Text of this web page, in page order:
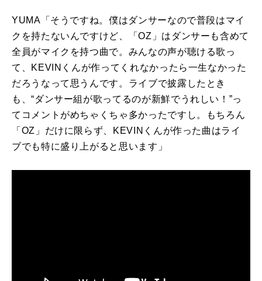
YUMA「そうですね。僕はダンサーなので普段はマイ
クを持たないんですけど、「OZ 」はダンサーも含めて
全員がマイクを持つ曲で。みんなの声が聴ける歌っ
て、
KEVIN くんが作ってくれなかったら一生なかった
だろうなって思うんです。ライブで披露したとき
も、“ダンサー組が歌ってるのが新鮮でうれしい！”っ
てコメントがめちゃくちゃ多かったですし。もちろん
「 OZ 」だけに限らず、 KEVIN くんが作った曲はライ
ブでも特に盛り上がると思います」